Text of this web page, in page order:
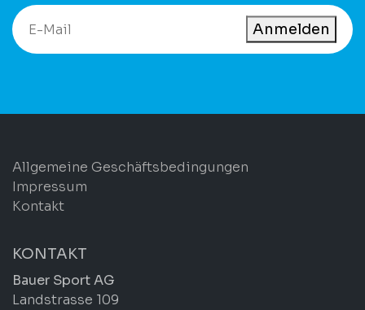
Anmelden
Allgemeine Geschäftsbedingungen
Impressum
Kontakt
KONTAKT
Bauer Sport AG
Landstrasse 109